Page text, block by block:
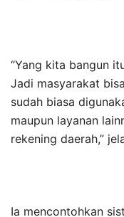
“Yang kita bangun
Jadi masyarakat
sudah biasa
maupun layanan
rekening daerah,”
Ia mencontohkan